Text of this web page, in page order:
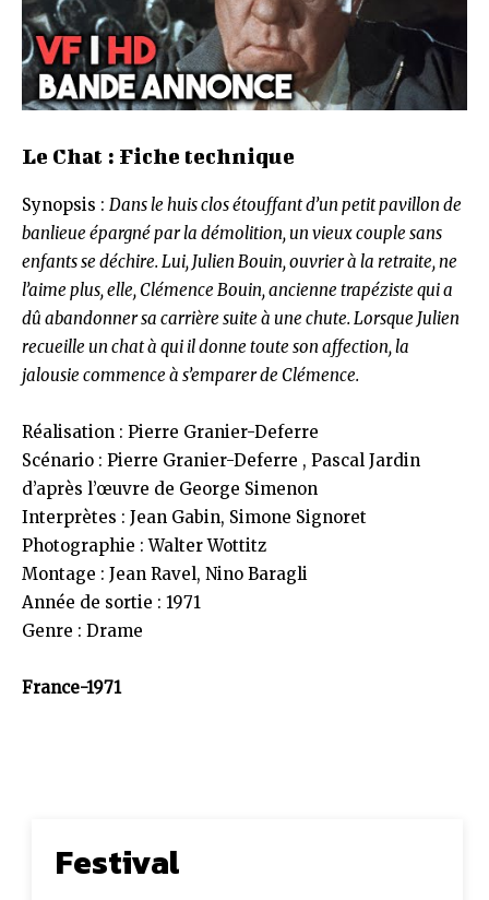
Le Chat : Fiche technique
Synopsis : Dans le huis clos étouffant d’un petit pavillon de
banlieue épargné par la démolition, un vieux couple sans
enfants se déchire. Lui, Julien Bouin, ouvrier à la retraite, ne
l’aime plus, elle, Clémence Bouin, ancienne trapéziste qui a
dû abandonner sa carrière suite à une chute. Lorsque Julien
recueille un chat à qui il donne toute son affection, la
jalousie commence à s’emparer de Clémence.
Réalisation : Pierre Granier-Deferre
Scénario : Pierre Granier-Deferre , Pascal Jardin
d’après l’œuvre de George Simenon
Interprètes : Jean Gabin, Simone Signoret
Photographie : Walter Wottitz
Montage : Jean Ravel, Nino Baragli
Année de sortie : 1971
Genre : Drame
France-1971
Festival